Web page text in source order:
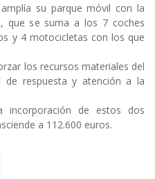
su parque móvil con la
que se suma a los 7 coches
y 4 motocicletas con los que
los recursos materiales del
de respuesta y atención a la
incorporación de estos dos
a 112.600 euros.